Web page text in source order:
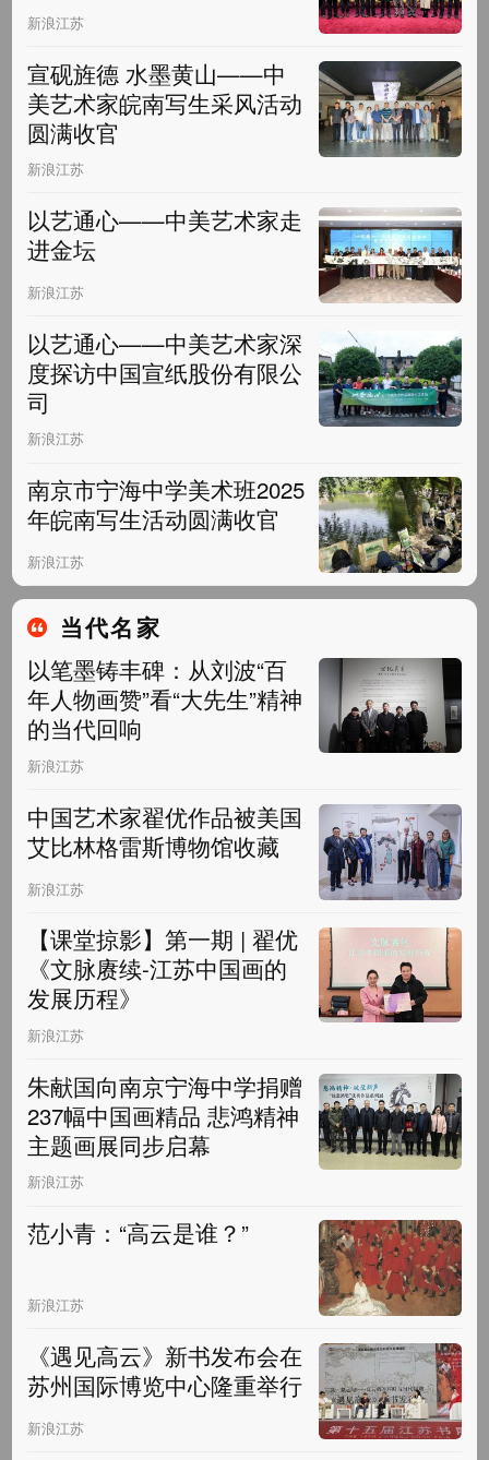
新浪江苏
宣砚旌德 水墨黄山——中
美艺术家皖南写生采风活动
圆满收官
新浪江苏
以艺通心——中美艺术家走
进金坛
新浪江苏
以艺通心——中美艺术家深
度探访中国宣纸股份有限公
司
新浪江苏
南京市宁海中学美术班2025
年皖南写生活动圆满收官
新浪江苏
当代名家
以笔墨铸丰碑：从刘波“百
年人物画赞”看“大先生”精神
的当代回响
新浪江苏
中国艺术家翟优作品被美国
艾比林格雷斯博物馆收藏
新浪江苏
【课堂掠影】第一期 | 翟优
《文脉赓续-江苏中国画的
发展历程》
新浪江苏
朱献国向南京宁海中学捐赠
237幅中国画精品 悲鸿精神
主题画展同步启幕
新浪江苏
范小青：“高云是谁？”
新浪江苏
《遇见高云》新书发布会在
苏州国际博览中心隆重举行
新浪江苏